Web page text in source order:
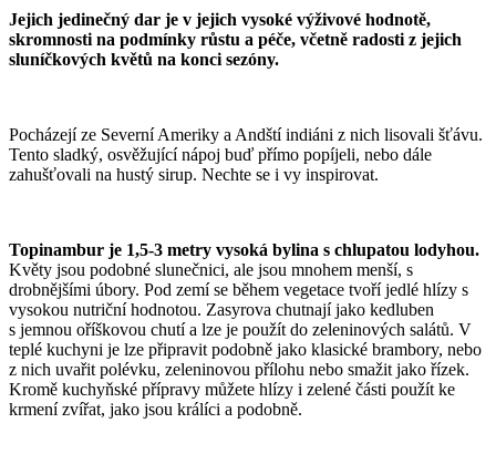
Jejich jedinečný dar je v jejich vysoké výživové hodnotě,
skromnosti na podmínky růstu a péče, včetně radosti z jejich
sluníčkových květů na konci sezóny.
Pocházejí ze Severní Ameriky a Andští indiáni z nich lisovali šťávu.
Tento sladký, osvěžující nápoj buď přímo popíjeli, nebo dále
zahušťovali na hustý sirup. Nechte se i vy inspirovat.
Topinambur je 1,5-3 metry vysoká bylina s chlupatou lodyhou.
Květy jsou podobné slunečnici, ale jsou mnohem menší, s
drobnějšími úbory. Pod zemí se během vegetace tvoří jedlé hlízy s
vysokou nutriční hodnotou. Zasyrova chutnají jako kedluben
s jemnou oříškovou chutí a lze je použít do zeleninových salátů. V
teplé kuchyni je lze připravit podobně jako klasické brambory, nebo
z nich uvařit polévku, zeleninovou přílohu nebo smažit jako řízek.
Kromě kuchyňské přípravy můžete hlízy i zelené části použít ke
krmení zvířat, jako jsou králíci a podobně.